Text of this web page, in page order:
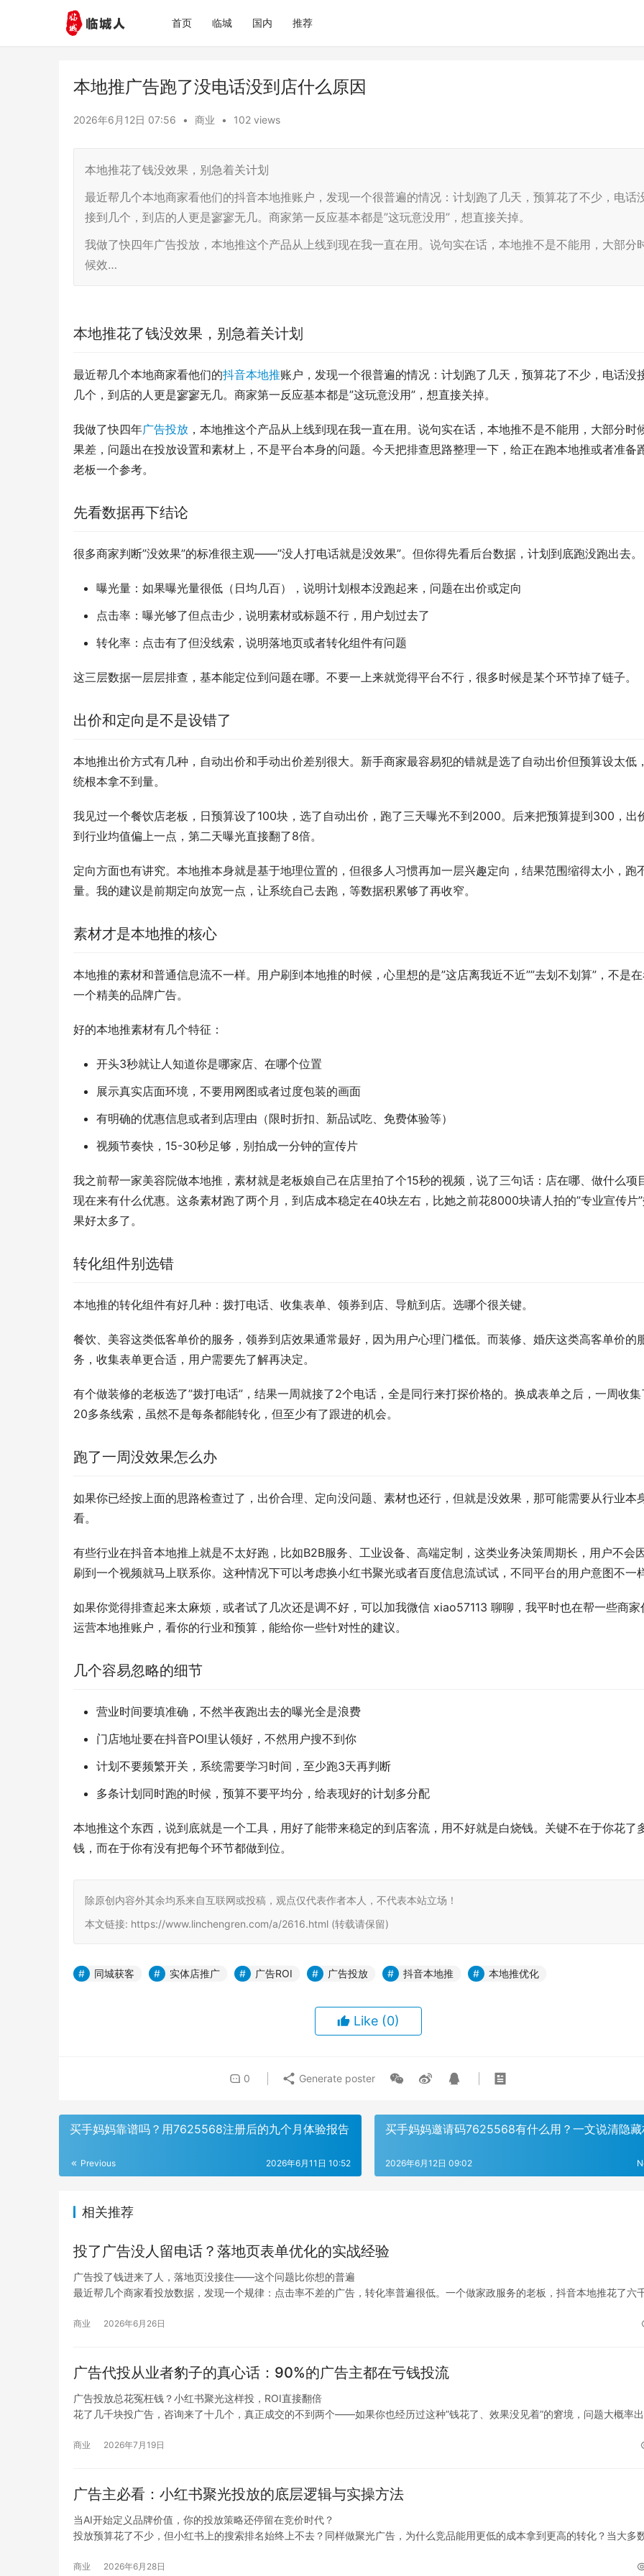
首页 临城 国内 推荐
本地推广告跑了没电话没到店什么原因
2026年6月12日 07:56 • 商业 • 102 views
本地推花了钱没效果，别急着关计划
最近帮几个本地商家看他们的抖音本地推账户，发现一个很普遍的情况：计划跑了几天，预算花了不少，电话
接到几个，到店的人更是寥寥无几。商家第一反应基本都是”这玩意没用”，想直接关掉。
我做了快四年广告投放，本地推这个产品从上线到现在我一直在用。说句实在话，本地推不是不能用，大部分
候效…
本地推花了钱没效果，别急着关计划
最近帮几个本地商家看他们的抖音本地推账户，发现一个很普遍的情况：计划跑了几天，预算花了不少，电话没
几个，到店的人更是寥寥无几。商家第一反应基本都是”这玩意没用”，想直接关掉。
我做了快四年广告投放 ，本地推这个产品从上线到现在我一直在用。说句实在话，本地推不是不能用，大部分时
果差，问题出在投放设置和素材上，不是平台本身的问题。今天把排查思路整理一下，给正在跑本地推或者准备
老板一个参考。
先看数据再下结论
很多商家判断”没效果”的标准很主观——”没人打电话就是没效果”。但你得先看后台数据，计划到底跑没跑出去。
曝光量：如果曝光量很低（日均几百），说明计划根本没跑起来，问题在出价或定向
点击率：曝光够了但点击少，说明素材或标题不行，用户划过去了
转化率：点击有了但没线索，说明落地页或者转化组件有问题
这三层数据一层层排查，基本能定位到问题在哪。不要一上来就觉得平台不行，很多时候是某个环节掉了链子。
出价和定向是不是设错了
本地推出价方式有几种，自动出价和手动出价差别很大。新手商家最容易犯的错就是选了自动出价但预算设太低
统根本拿不到量。
我见过一个餐饮店老板，日预算设了100块，选了自动出价，跑了三天曝光不到2000。后来把预算提到300，出
到行业均值偏上一点，第二天曝光直接翻了8倍。
定向方面也有讲究。本地推本身就是基于地理位置的，但很多人习惯再加一层兴趣定向，结果范围缩得太小，跑
量。我的建议是前期定向放宽一点，让系统自己去跑，等数据积累够了再收窄。
素材才是本地推的核心
本地推的素材和普通信息流不一样。用户刷到本地推的时候，心里想的是”这店离我近不近””去划不划算”，不是
一个精美的品牌广告。
好的本地推素材有几个特征：
开头3秒就让人知道你是哪家店、在哪个位置
展示真实店面环境，不要用网图或者过度包装的画面
有明确的优惠信息或者到店理由（限时折扣、新品试吃、免费体验等）
视频节奏快，15-30秒足够，别拍成一分钟的宣传片
我之前帮一家美容院做本地推，素材就是老板娘自己在店里拍了个15秒的视频，说了三句话：店在哪、做什么项
现在来有什么优惠。这条素材跑了两个月，到店成本稳定在40块左右，比她之前花8000块请人拍的”专业宣传片
果好太多了。
转化组件别选错
本地推的转化组件有好几种：拨打电话、收集表单、领券到店、导航到店。选哪个很关键。
餐饮、美容这类低客单价的服务，领券到店效果通常最好，因为用户心理门槛低。而装修、婚庆这类高客单价的
务，收集表单更合适，用户需要先了解再决定。
有个做装修的老板选了”拨打电话”，结果一周就接了2个电话，全是同行来打探价格的。换成表单之后，一周收集
20多条线索，虽然不是每条都能转化，但至少有了跟进的机会。
跑了一周没效果怎么办
如果你已经按上面的思路检查过了，出价合理、定向没问题、素材也还行，但就是没效果，那可能需要从行业本
看。
有些行业在抖音本地推上就是不太好跑，比如B2B服务、工业设备、高端定制，这类业务决策周期长，用户不会
刷到一个视频就马上联系你。这种情况下可以考虑换小红书聚光或者百度信息流试试，不同平台的用户意图不一
如果你觉得排查起来太麻烦，或者试了几次还是调不好，可以加我微信 xiao57113 聊聊，我平时也在帮一些商家
运营本地推账户，看你的行业和预算，能给你一些针对性的建议。
几个容易忽略的细节
营业时间要填准确，不然半夜跑出去的曝光全是浪费
门店地址要在抖音POI里认领好，不然用户搜不到你
计划不要频繁开关，系统需要学习时间，至少跑3天再判断
多条计划同时跑的时候，预算不要平均分，给表现好的计划多分配
本地推这个东西，说到底就是一个工具，用好了能带来稳定的到店客流，用不好就是白烧钱。关键不在于你花了
钱，而在于你有没有把每个环节都做到位。
除原创内容外其余均系来自互联网或投稿，观点仅代表作者本人，不代表本站立场！
本文链接: https://www.linchengren.com/a/2616.html (转载请保留)
同城获客 实体店推广 广告ROI 广告投放 抖音本地推 本地推优化
Like (0)
0 Generate poster
买手妈妈靠谱吗？用7625568注册后的九个月体验报告
Previous 2026年6月11日 10:52
买手妈妈邀请码7625568有什么用？一文说清隐藏
2026年6月12日 09:02
相关推荐
投了广告没人留电话？落地页表单优化的实战经验
广告投了钱进来了人，落地页没接住——这个问题比你想的普遍
最近帮几个商家看投放数据，发现一个规律：点击率不差的广告，转化率普遍很低。一个做家政服务的老板，抖音本地推花了六
本不在投放上。
落地页打开…
商业 2026年6月26日
广告代投从业者豹子的真心话：90%的广告主都在亏钱投流
广告投放总花冤枉钱？小红书聚光这样投，ROI直接翻倍
花了几千块投广告，咨询来了十几个，真正成交的不到两个——如果你也经历过这种”钱花了、效果没见着”的窘境，问题大概率
篇内容，我会拆解小红书聚光平台的…
商业 2026年7月19日
广告主必看：小红书聚光投放的底层逻辑与实操方法
当AI开始定义品牌价值，你的投放策略还停留在竞价时代？
投放预算花了不少，但小红书上的搜索排名始终上不去？同样做聚光广告，为什么竞品能用更低的成本拿到更高的转化？当大多
最近和几个做投放的朋友在微信上聊到这个话题，…
商业 2026年6月28日